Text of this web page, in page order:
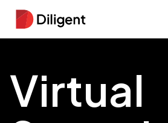
Virtual